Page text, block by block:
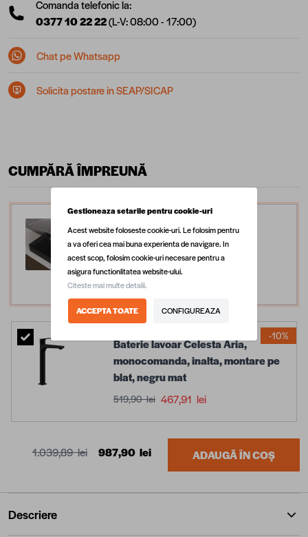
Comanda telefonic la:
0377 10 22 22(L-V: 08:00 - 17:00)
Chat pe Whatsapp
Solicita postare in SEAP/SICAP
CUMPĂRĂ ÎMPREUNĂ
Lavoar baie pe blat Celesta
Toronto, 50 x 36 x 11 cm,
ceramica, negru mat
519,99 lei
Baterie lavoar Celesta Aria,
monocomanda, inalta, montare pe
blat, negru mat
519,90 lei 467,91 lei
-10%
1.039,89 lei 987,90 lei ADAUGĂ ÎN COȘ
Descriere
Gestioneaza setarile pentru cookie-uri
Acest website foloseste cookie-uri. Le folosim pentru
a va oferi cea mai buna experienta de navigare. In
acest scop, folosim cookie-uri necesare pentru a
asigura functionlitatea website-ului.
Citeste mai multe detalii.
ACCEPTA TOATE CONFIGUREAZA